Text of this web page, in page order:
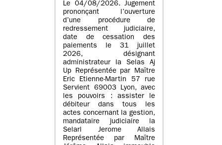
Le 04/08/2026. Jugement
prononçant l’ouverture
d’une procédure de
redressement judiciaire,
date de cessation des
paiements le 31 juillet
2026, désignant
administrateur la Selas Aj
Up Représentée par Maître
Eric Etienne-Martin 57 rue
Servient 69003 Lyon, avec
les pouvoirs : assister le
débiteur dans tous les
actes concernant la gestion,
mandataire judiciaire la
Selarl Jerome Allais
Représentée par Maître